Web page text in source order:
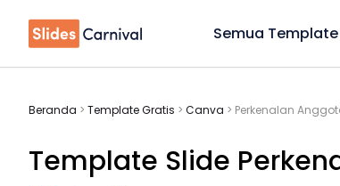
Semua Template
Beranda > Template Gratis > Canva > Perkenalan
Template Slide